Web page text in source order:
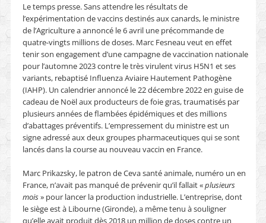
Le temps presse. Sans attendre les résultats de
l’expérimentation de vaccins destinés aux canards, le ministre
de l’Agriculture a annoncé le 6 avril une précommande de
quatre-vingts millions de doses. Marc Fesneau veut en effet
tenir son engagement d’une campagne de vaccination nationale
pour l’automne 2023 contre le très virulent virus H5N1 et ses
variants, rebaptisé Influenza Aviaire Hautement Pathogène
(IAHP). Un calendrier annoncé le 22 décembre 2022 en guise de
cadeau de Noël aux producteurs de foie gras, traumatisés par
plusieurs années de flambées épidémiques et des millions
d’abattages préventifs. L’empressement du ministre est un
signe adressé aux deux groupes pharmaceutiques qui se sont
lancés dans la course au nouveau vaccin en France.
Marc Prikazsky, le patron de Ceva santé animale, numéro un en
France, n’avait pas manqué de prévenir qu’il fallait «plusieurs
mois» pour lancer la production industrielle. L’entreprise, dont
le siège est à Libourne (Gironde), a même tenu à souligner
qu’elle avait produit dès 2018 un million de doses contre un